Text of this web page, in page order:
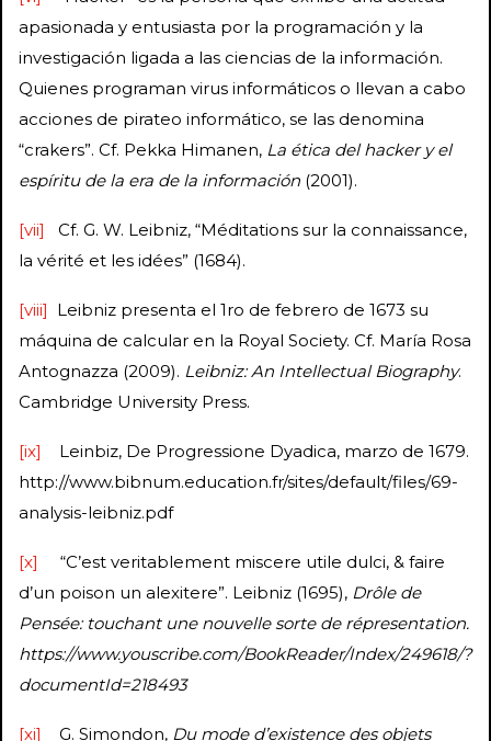
apasionada y entusiasta por la programación y la
investigación ligada a las ciencias de la información.
Quienes programan virus informáticos o llevan a cabo
acciones de pirateo informático, se las denomina
“crakers”. Cf. Pekka Himanen, La ética del hacker y el
espíritu de la era de la información (2001).
[vii]
Cf. G. W. Leibniz, “Méditations sur la connaissance,
la vérité et les idées” (1684).
[viii] Leibniz presenta el 1ro de febrero de 1673 su
máquina de calcular en la Royal Society. Cf. María Rosa
Antognazza (2009). Leibniz: An Intellectual Biography.
Cambridge University Press.
[ix]
Leinbiz, De Progressione Dyadica, marzo de 1679.
http://www.bibnum.education.fr/sites/default/files/69-
analysis-leibniz.pdf
[x]
“C’est veritablement miscere utile dulci, & faire
d’un poison un alexitere”. Leibniz (1695), Drôle de
Pensée: touchant une nouvelle sorte de répresentation.
https://www.youscribe.com/BookReader/Index/249618/?
documentId=218493
[xi] G. Simondon, Du mode d’existence des objets